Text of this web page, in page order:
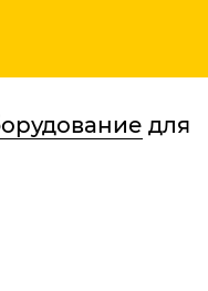
для